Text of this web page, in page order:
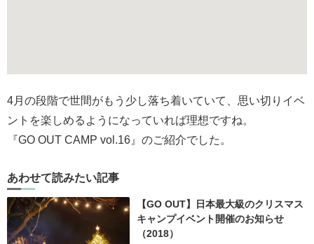
4月の段階で世間がもう少し落ち着いていて、思い切りイベ
ントを楽しめるようになっていれば理想ですね。
『GO OUT CAMP vol.16』のご紹介でした。
あわせて読みたい記事
【GO OUT】日本最大級のクリスマス
キャンプイベント開催のお知らせ
（2018）